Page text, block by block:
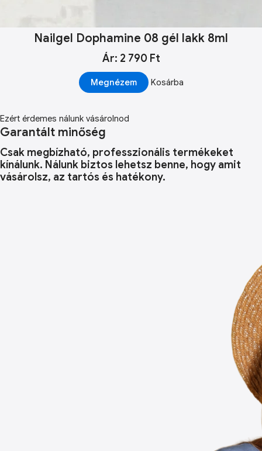
Nailgel Dophamine 08 gél lakk 8ml
Ár: 2 790 Ft
Megnézem Kosárba
Ezért érdemes nálunk vásárolnod
Garantált minőség
Csak megbízható, professzionális termékeket
kínálunk. Nálunk biztos lehetsz benne, hogy amit
vásárolsz, az tartós és hatékony.